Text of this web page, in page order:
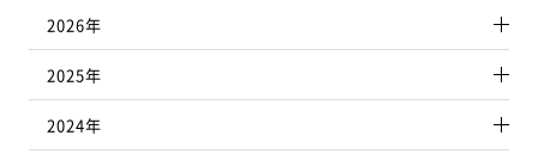
2026年
2025年
2024年
0120-084-900
広島中央店